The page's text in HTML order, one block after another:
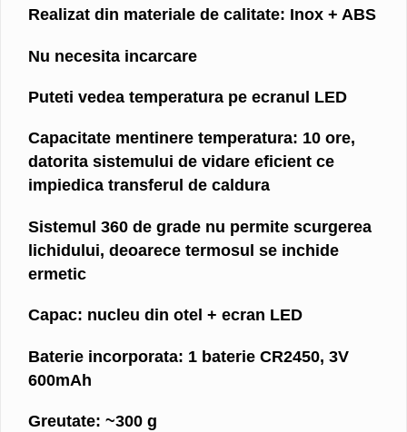
Realizat din materiale de calitate: Inox + ABS
Nu necesita incarcare
Puteti vedea temperatura pe ecranul LED
Capacitate mentinere temperatura: 10 ore,
datorita sistemului de vidare eficient ce
impiedica transferul de caldura
Sistemul 360 de grade nu permite scurgerea
lichidului, deoarece termosul se inchide
ermetic
Capac: nucleu din otel + ecran LED
Baterie incorporata: 1 baterie CR2450, 3V
600mAh
Greutate: ~300 g